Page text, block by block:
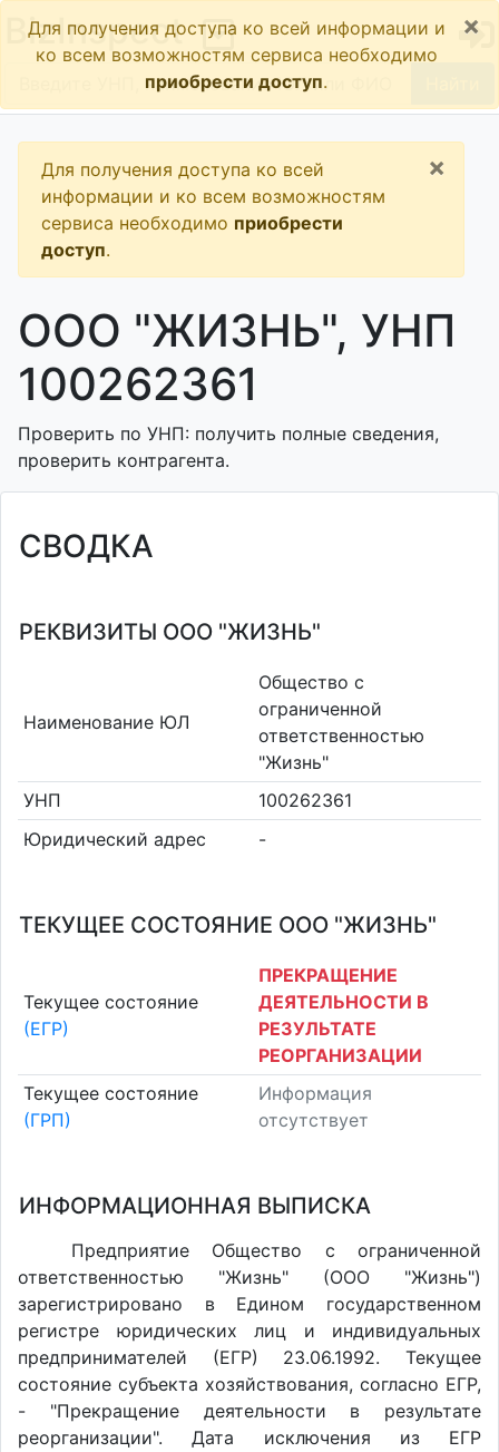
BizInspect
Для получения доступа ко всей информации и
ко всем возможностям сервиса необходимо
приобрести доступ.
×
Для получения доступа ко всей
информации и ко всем возможностям
сервиса необходимо приобрести
доступ.
×
ООО "ЖИЗНЬ", УНП
100262361
Проверить по УНП: получить полные сведения,
проверить контрагента.
СВОДКА
РЕКВИЗИТЫ ООО "ЖИЗНЬ"
Наименование ЮЛ
Общество с
ограниченной
ответственностью
"Жизнь"
УНП
100262361
Юридический адрес
-
ТЕКУЩЕЕ СОСТОЯНИЕ ООО "ЖИЗНЬ"
Текущее состояние
(ЕГР)
ПРЕКРАЩЕНИЕ
ДЕЯТЕЛЬНОСТИ В
РЕЗУЛЬТАТЕ
РЕОРГАНИЗАЦИИ
Текущее состояние
(ГРП)
Информация
отсутствует
ИНФОРМАЦИОННАЯ ВЫПИСКА
Предприятие Общество с ограниченной
ответственностью "Жизнь" (ООО "Жизнь")
зарегистрировано в Едином государственном
регистре юридических лиц и индивидуальных
предпринимателей (ЕГР) 23.06.1992. Текущее
состояние субъекта хозяйствования, согласно ЕГР,
- "Прекращение деятельности в результате
реорганизации". Дата исключения из ЕГР